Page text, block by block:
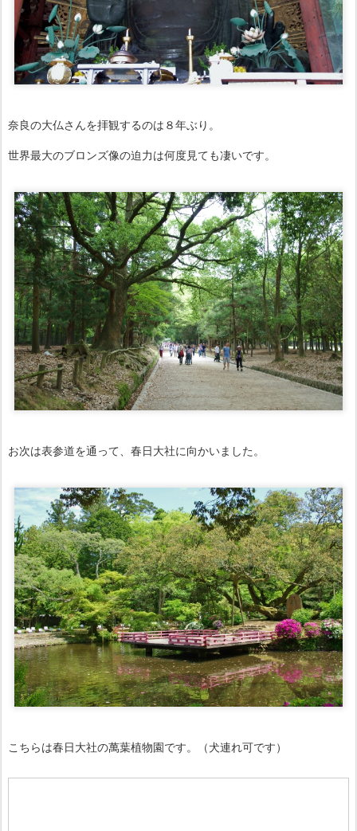
奈良の大仏さんを拝観するのは８年ぶり。
世界最大のブロンズ像の迫力は何度見ても凄いです。
お次は表参道を通って、春日大社に向かいました。
こちらは春日大社の萬葉植物園です。（犬連れ可です）